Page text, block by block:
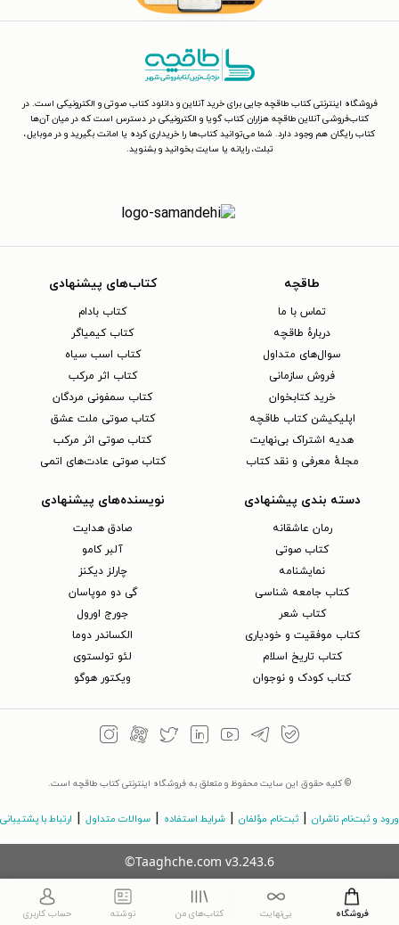
فروشگاه اینترنتی کتاب طاقچه جایی برای خرید آنلاین و دانلود کتاب صوتی و الکترونیکی است. در
کتاب‌فروشی آنلاین طاقچه هزاران کتاب گویا و الکترونیکی در دسترس است که در میان آن‌ها
کتاب رایگان هم وجود دارد. شما می‌توانید کتاب‌ها را خریداری کرده یا امانت بگیرید و در موبایل،
تبلت، رایانه یا سایت بخوانید و بشنوید.
طاقچه
تماس با ما
دربارهٔ طاقچه
سوال‌های متداول
فروش سازمانی
خرید کتابخوان
اپلیکیشن کتاب طاقچه
هدیه اشتراک بی‌نهایت
مجلهٔ معرفی و نقد کتاب
کتاب‌های پیشنهادی
کتاب بادام
کتاب کیمیاگر
کتاب اسب سیاه
کتاب اثر مرکب
کتاب سمفونی مردگان
کتاب صوتی ملت عشق
کتاب صوتی اثر مرکب
کتاب صوتی عادت‌های اتمی
دسته بندی پیشنهادی
رمان عاشقانه
کتاب‌ صوتی
نمایشنامه
کتاب جامعه شناسی
کتاب شعر
کتاب موفقیت و خودیاری
کتاب تاریخ اسلام
کتاب کودک و نوجوان
نویسنده‌های پیشنهادی
صادق هدایت
آلبر کامو
چارلز دیکنز
گی دو موپاسان
جورج اورول
الکساندر دوما
لئو تولستوی
ویکتور هوگو
© کلیه حقوق این سایت محفوظ و متعلق به فروشگاه اینترنتی کتاب طاقچه است.
ورود و ثبت‌نام ناشران ثبت‌نام مؤلفان شرایط استفاده سوالات متداول ارتباط با پشتیبانی
©Taaghche.com v3.243.6
فروشگاه بی‌نهایت کتاب‌های من نوشته حساب کاربری